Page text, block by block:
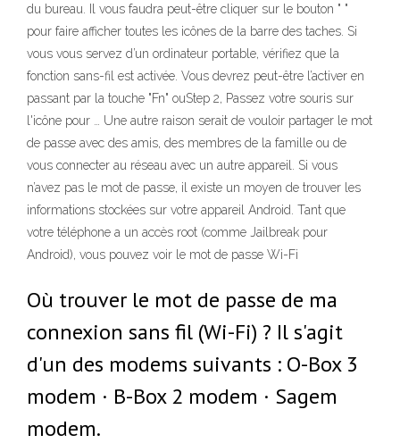
du bureau. Il vous faudra peut-être cliquer sur le bouton " "
pour faire afficher toutes les icônes de la barre des taches. Si
vous vous servez d’un ordinateur portable, vérifiez que la
fonction sans-fil est activée. Vous devrez peut-être l’activer en
passant par la touche "Fn" ouStep 2, Passez votre souris sur
l'icône pour … Une autre raison serait de vouloir partager le mot
de passe avec des amis, des membres de la famille ou de
vous connecter au réseau avec un autre appareil. Si vous
n’avez pas le mot de passe, il existe un moyen de trouver les
informations stockées sur votre appareil Android. Tant que
votre téléphone a un accès root (comme Jailbreak pour
Android), vous pouvez voir le mot de passe Wi-Fi
Où trouver le mot de passe de ma
connexion sans fil (Wi-Fi) ? Il s'agit
d'un des modems suivants : O-Box 3
modem · B-Box 2 modem · Sagem
modem.